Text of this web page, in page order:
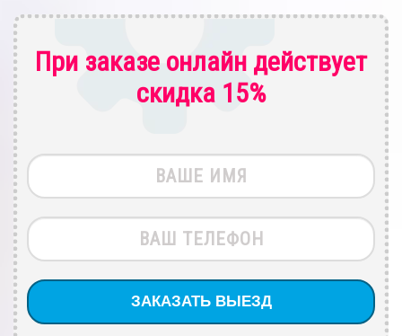
При заказе онлайн действует
скидка 15%